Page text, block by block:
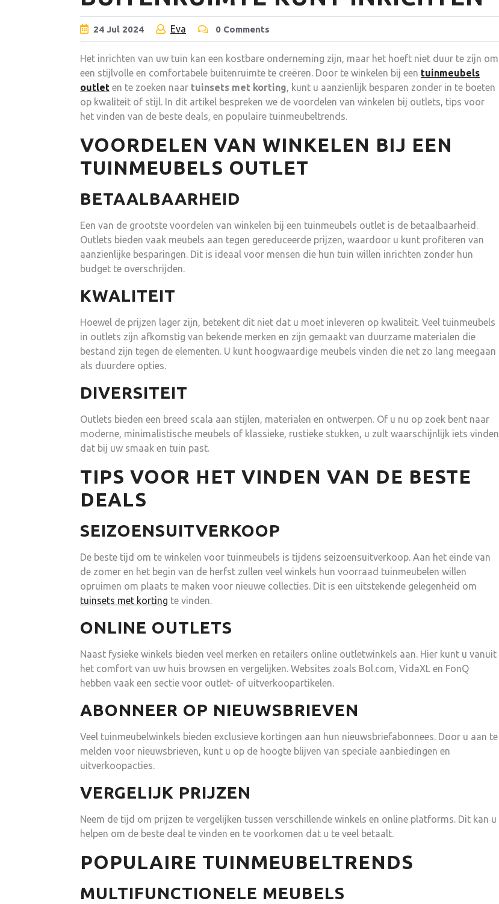
24 Jul 2024 Eva 0 Comments
Het inrichten van uw tuin kan een kostbare onderneming zijn, maar het hoeft niet duur te zijn om
een stijlvolle en comfortabele buitenruimte te creëren. Door te winkelen bij een tuinmeubels
outlet en te zoeken naar tuinsets met korting, kunt u aanzienlijk besparen zonder in te boeten
op kwaliteit of stijl. In dit artikel bespreken we de voordelen van winkelen bij outlets, tips voor
het vinden van de beste deals, en populaire tuinmeubeltrends.
VOORDELEN VAN WINKELEN BIJ EEN
TUINMEUBELS OUTLET
BETAALBAARHEID
Een van de grootste voordelen van winkelen bij een tuinmeubels outlet is de betaalbaarheid.
Outlets bieden vaak meubels aan tegen gereduceerde prijzen, waardoor u kunt profiteren van
aanzienlijke besparingen. Dit is ideaal voor mensen die hun tuin willen inrichten zonder hun
budget te overschrijden.
KWALITEIT
Hoewel de prijzen lager zijn, betekent dit niet dat u moet inleveren op kwaliteit. Veel tuinmeubels
in outlets zijn afkomstig van bekende merken en zijn gemaakt van duurzame materialen die
bestand zijn tegen de elementen. U kunt hoogwaardige meubels vinden die net zo lang meegaan
als duurdere opties.
DIVERSITEIT
Outlets bieden een breed scala aan stijlen, materialen en ontwerpen. Of u nu op zoek bent naar
moderne, minimalistische meubels of klassieke, rustieke stukken, u zult waarschijnlijk iets vinden
dat bij uw smaak en tuin past.
TIPS VOOR HET VINDEN VAN DE BESTE
DEALS
SEIZOENSUITVERKOOP
De beste tijd om te winkelen voor tuinmeubels is tijdens seizoensuitverkoop. Aan het einde van
de zomer en het begin van de herfst zullen veel winkels hun voorraad tuinmeubelen willen
opruimen om plaats te maken voor nieuwe collecties. Dit is een uitstekende gelegenheid om
tuinsets met korting te vinden.
ONLINE OUTLETS
Naast fysieke winkels bieden veel merken en retailers online outletwinkels aan. Hier kunt u vanuit
het comfort van uw huis browsen en vergelijken. Websites zoals Bol.com, VidaXL en FonQ
hebben vaak een sectie voor outlet- of uitverkoopartikelen.
ABONNEER OP NIEUWSBRIEVEN
Veel tuinmeubelwinkels bieden exclusieve kortingen aan hun nieuwsbriefabonnees. Door u aan te
melden voor nieuwsbrieven, kunt u op de hoogte blijven van speciale aanbiedingen en
uitverkoopacties.
VERGELIJK PRIJZEN
Neem de tijd om prijzen te vergelijken tussen verschillende winkels en online platforms. Dit kan u
helpen om de beste deal te vinden en te voorkomen dat u te veel betaalt.
POPULAIRE TUINMEUBELTRENDS
MULTIFUNCTIONELE MEUBELS